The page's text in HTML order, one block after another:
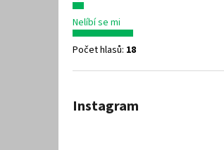
Nelíbí se mi
Počet hlasů: 18
Instagram